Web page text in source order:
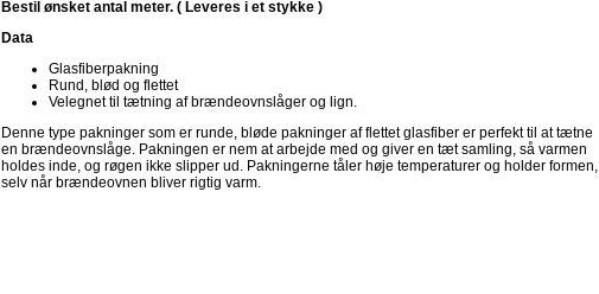
Bestil ønsket antal meter. ( Leveres i et stykke )
Data
Glasfiberpakning
Rund, blød og flettet
Velegnet til tætning af brændeovnslåger og lign.
Denne type pakninger som er runde, bløde pakninger af flettet glasfiber er perfekt til at tætne
en brændeovnslåge. Pakningen er nem at arbejde med og giver en tæt samling, så varmen
holdes inde, og røgen ikke slipper ud. Pakningerne tåler høje temperaturer og holder formen,
selv når brændeovnen bliver rigtig varm.